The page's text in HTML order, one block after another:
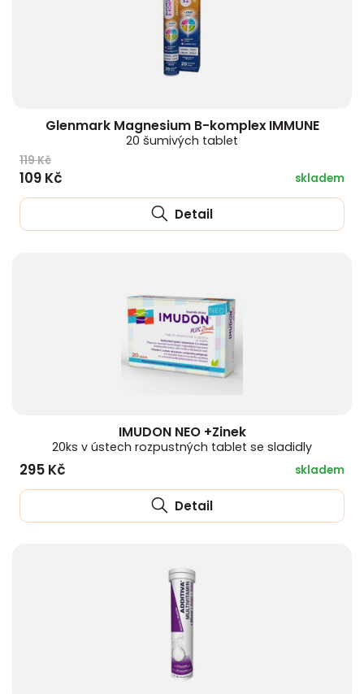
Glenmark Magnesium B-komplex IMMUNE
20 šumivých tablet
119 Kč
109 Kč skladem
Detail
IMUDON NEO +Zinek
20ks v ústech rozpustných tablet se sladidly
295 Kč skladem
Detail